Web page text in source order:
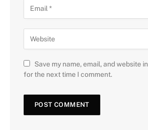
Save my name, email, and website
for the next time I comment.